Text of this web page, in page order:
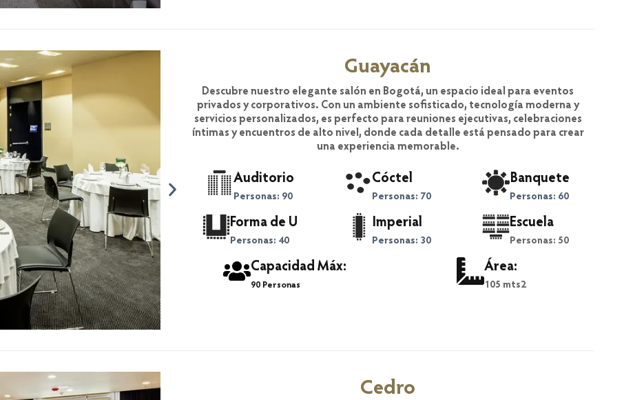
Guayacán
Descubre nuestro elegante salón en Bogotá, un espacio ideal para eventos
privados y corporativos. Con un ambiente sofisticado, tecnología moderna y
servicios personalizados, es perfecto para reuniones ejecutivas, celebraciones
íntimas y encuentros de alto nivel, donde cada detalle está pensado para crear
una experiencia memorable.
Auditorio
Personas: 90
Cóctel
Personas: 70
Banquete
Personas: 60
Forma de U
Personas: 40
Imperial
Personas: 30
Escuela
Personas: 50
Capacidad Máx:
90 Personas
Área:
105 mts2
Cedro